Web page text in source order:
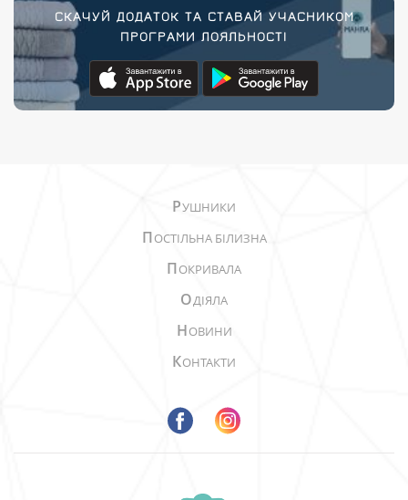
СКАЧУЙ ДОДАТОК ТА СТАВАЙ УЧАСНИКОМ
ПРОГРАМИ ЛОЯЛЬНОСТІ
РУШНИКИ
ПОСТІЛЬНА БІЛИЗНА
ПОКРИВАЛА
ОДІЯЛА
НОВИНИ
КОНТАКТИ